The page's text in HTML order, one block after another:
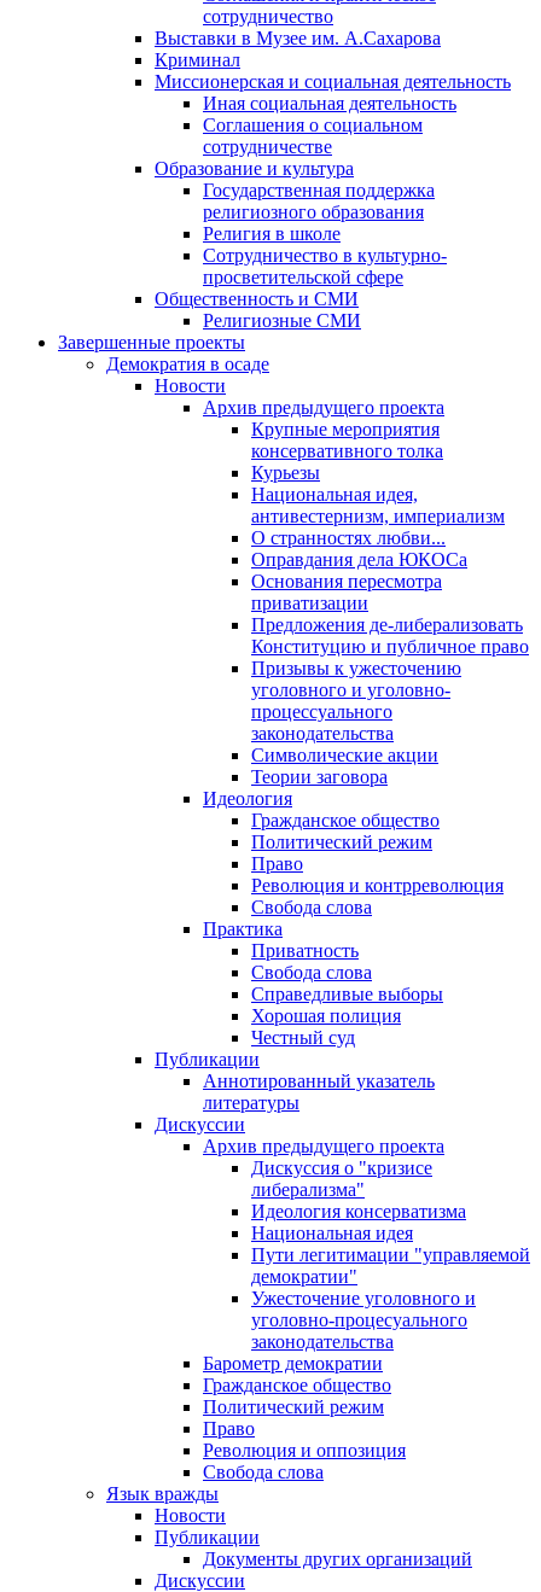
сотрудничество
Выставки в Музее им. А.Сахарова
Криминал
Миссионерская и социальная деятельность
Иная социальная деятельность
Соглашения о социальном
сотрудничестве
Образование и культура
Государственная поддержка
религиозного образования
Религия в школе
Сотрудничество в культурно-
просветительской сфере
Общественность и СМИ
Религиозные СМИ
Завершенные проекты
Демократия в осаде
Новости
Архив предыдущего проекта
Крупные мероприятия
консервативного толка
Курьезы
Национальная идея,
антивестернизм, империализм
О странностях любви...
Оправдания дела ЮКОСа
Основания пересмотра
приватизации
Предложения де-либерализовать
Конституцию и публичное право
Призывы к ужесточению
уголовного и уголовно-
процессуального
законодательства
Символические акции
Теории заговора
Идеология
Гражданское общество
Политический режим
Право
Революция и контрреволюция
Свобода слова
Практика
Приватность
Свобода слова
Справедливые выборы
Хорошая полиция
Честный суд
Публикации
Аннотированный указатель
литературы
Дискуссии
Архив предыдущего проекта
Дискуссия о "кризисе
либерализма"
Идеология консерватизма
Национальная идея
Пути легитимации "управляемой
демократии"
Ужесточение уголовного и
уголовно-процесуального
законодательства
Барометр демократии
Гражданское общество
Политический режим
Право
Революция и оппозиция
Свобода слова
Язык вражды
Новости
Публикации
Документы других организаций
Дискуссии